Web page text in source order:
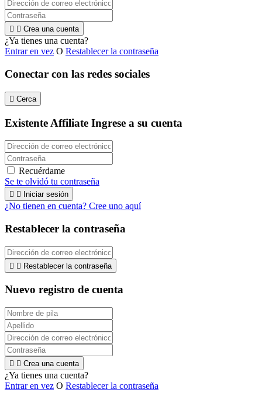
  Crea una cuenta
¿Ya tienes una cuenta?
Entrar en vez O Restablecer la contraseña
Conectar con las redes sociales
 Cerca
Existente Affiliate Ingrese a su cuenta
Recuérdame
Se te olvidó tu contraseña
  Iniciar sesión
¿No tienen en cuenta? Cree uno aquí
Restablecer la contraseña
  Restablecer la contraseña
Nuevo registro de cuenta
  Crea una cuenta
¿Ya tienes una cuenta?
Entrar en vez O Restablecer la contraseña